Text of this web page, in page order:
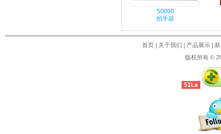
50000
拍手器
首页 关于我们 产品展示
版权所有 ©
51La